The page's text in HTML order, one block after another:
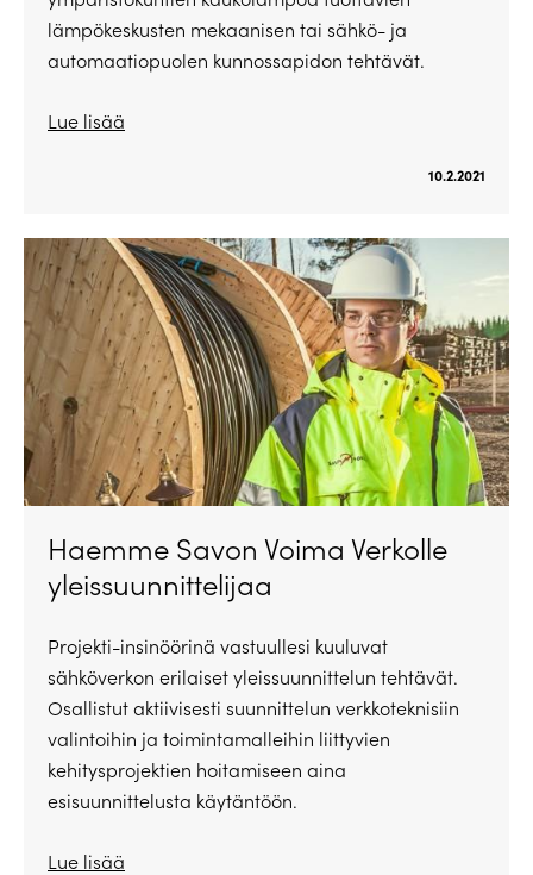
lämpökeskusten mekaanisen tai sähkö- ja
automaatiopuolen kunnossapidon tehtävät.
Lue lisää
10.2.2021
Haemme Savon Voima Verkolle
yleissuunnittelijaa
Projekti-insinöörinä vastuullesi kuuluvat
sähköverkon erilaiset yleissuunnittelun tehtävät.
Osallistut aktiivisesti suunnittelun verkkoteknisiin
valintoihin ja toimintamalleihin liittyvien
kehitysprojektien hoitamiseen aina
esisuunnittelusta käytäntöön.
Lue lisää